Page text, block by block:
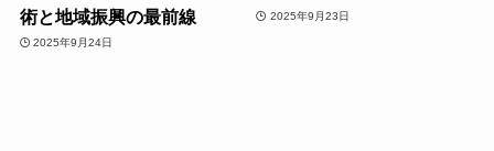
術と地域振興の最前線
2025年9月24日
2025年9月23日